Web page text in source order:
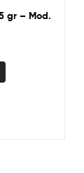
gr – Mod.